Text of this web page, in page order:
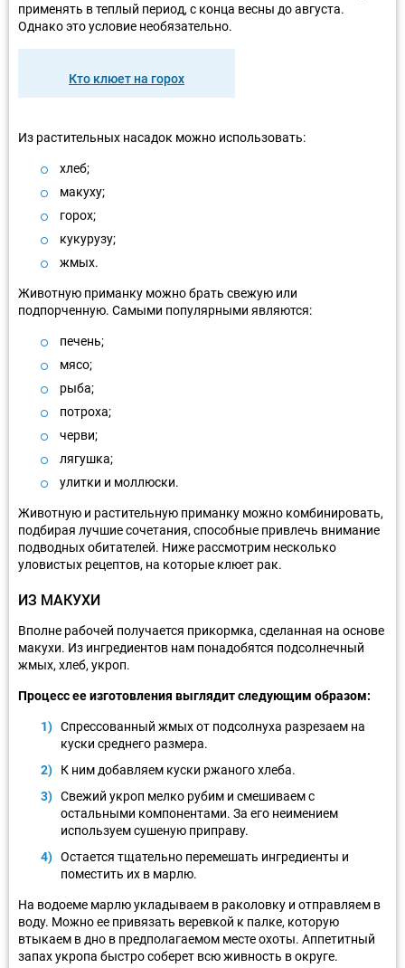
применять в теплый период, с конца весны до августа.
Однако это условие необязательно.
Кто клюет на горох
Из растительных насадок можно использовать:
хлеб;
макуху;
горох;
кукурузу;
жмых.
Животную приманку можно брать свежую или
подпорченную. Самыми популярными являются:
печень;
мясо;
рыба;
потроха;
черви;
лягушка;
улитки и моллюски.
Животную и растительную приманку можно комбинировать,
подбирая лучшие сочетания, способные привлечь внимание
подводных обитателей. Ниже рассмотрим несколько
уловистых рецептов, на которые клюет рак.
ИЗ МАКУХИ
Вполне рабочей получается прикормка, сделанная на основе
макухи. Из ингредиентов нам понадобятся подсолнечный
жмых, хлеб, укроп.
Процесс ее изготовления выглядит следующим образом:
Спрессованный жмых от подсолнуха разрезаем на
куски среднего размера.
К ним добавляем куски ржаного хлеба.
Свежий укроп мелко рубим и смешиваем с
остальными компонентами. За его неимением
используем сушеную приправу.
Остается тщательно перемешать ингредиенты и
поместить их в марлю.
На водоеме марлю укладываем в раколовку и отправляем в
воду. Можно ее привязать веревкой к палке, которую
втыкаем в дно в предполагаемом месте охоты. Аппетитный
запах укропа быстро соберет всю живность в округе.